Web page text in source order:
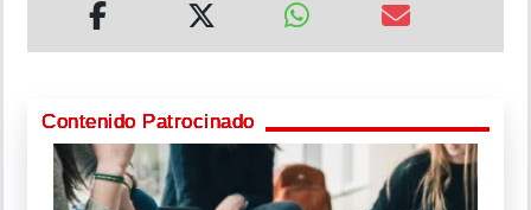
Contenido Patrocinado